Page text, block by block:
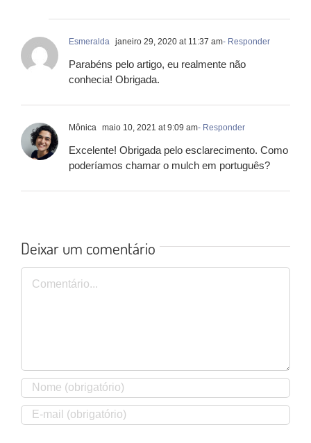
Esmeralda janeiro 29, 2020 at 11:37 am- Responder
Parabéns pelo artigo, eu realmente não
conhecia! Obrigada.
Mônica maio 10, 2021 at 9:09 am- Responder
Excelente! Obrigada pelo esclarecimento. Como
poderíamos chamar o mulch em português?
Deixar um comentário
Comentário